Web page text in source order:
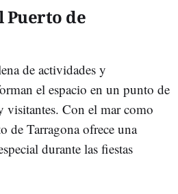
Puerto de
de actividades y
el espacio en un punto de
visitantes. Con el mar como
de Tarragona ofrece una
durante las fiestas